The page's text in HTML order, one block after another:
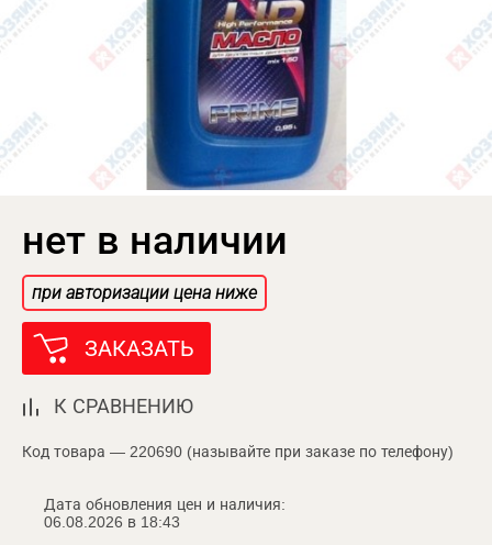
нет в наличии
при авторизации цена ниже
ЗАКАЗАТЬ
К СРАВНЕНИЮ
Код товара — 220690 (называйте при заказе по телефону)
Дата обновления цен и наличия:
06.08.2026 в 18:43